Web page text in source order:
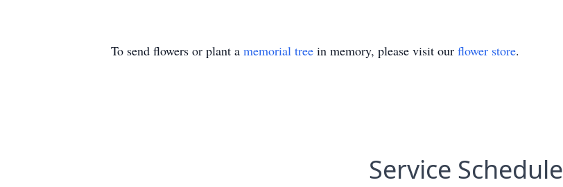
To send flowers or plant a memorial tree in memory, please visit our flower store.
Service Schedule